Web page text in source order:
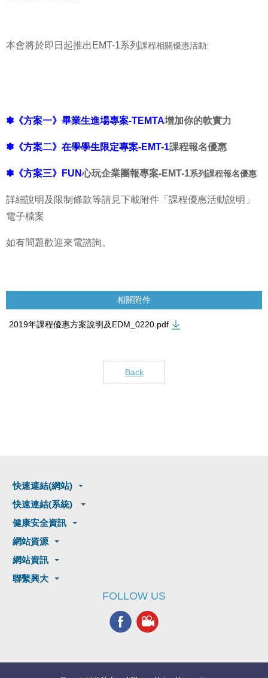
本會將於即日起推出EMT-1系列 課程相關優惠活動:
✽《方案一》畢業生進場專案-TEMTA增加你的軟實力
✽《方案二》在學學生限定專案-EMT-1課程報名優惠
✽《方案三》FUN心玩企業團報專案-EMT-1系列課程報名優惠
詳細說明及限制條款等請見下載附件「課程優惠活動說明」
電子檔案
如有問題歡迎來電諮詢。
相關附件
2019年課程優惠方案說明及EDM_0220.pdf
Back
快速連結(網站)
快速連結(系統)
健康安全資訊
網站資源
網站資訊
聯繫興大
FOLLOW US